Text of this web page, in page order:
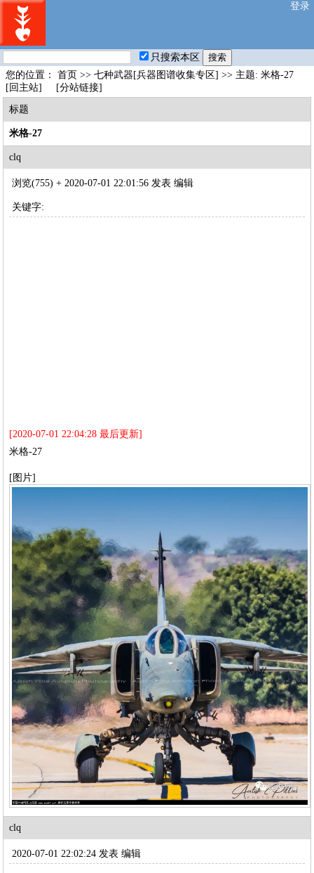
登录
只搜索本区
您的位置：首页 >>七种武器[兵器图谱收集专区] >> 主题: 米格-27
[回主站]
[分站链接]
标题
米格-27
clq
浏览(755) +2020-07-01 22:01:56 发表编辑
关键字:
[2020-07-01 22:04:28 最后更新]
米格-27
[图片]
clq
2020-07-01 22:02:24 发表编辑